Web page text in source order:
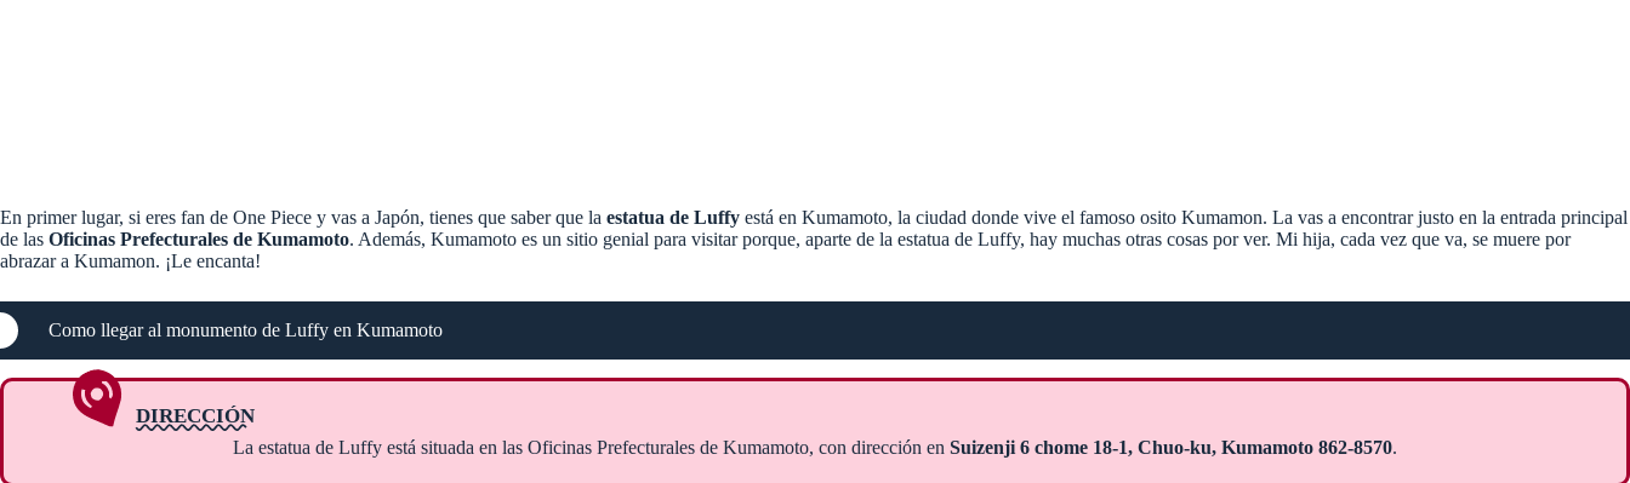
En primer lugar, si eres fan de One Piece y vas a Japón, tienes que saber que la estatua de Luffy está en Kumamoto, la ciudad donde vive el famoso osito Kumamon. La vas a encontrar justo en la entrada principal
de las Oficinas Prefecturales de Kumamoto. Además, Kumamoto es un sitio genial para visitar porque, aparte de la estatua de Luffy, hay muchas otras cosas por ver. Mi hija, cada vez que va, se muere por
abrazar a Kumamon. ¡Le encanta!
Como llegar al monumento de Luffy en Kumamoto
DIRECCIÓN
La estatua de Luffy está situada en las Oficinas Prefecturales de Kumamoto, con dirección en Suizenji 6 chome 18-1, Chuo-ku, Kumamoto 862-8570.